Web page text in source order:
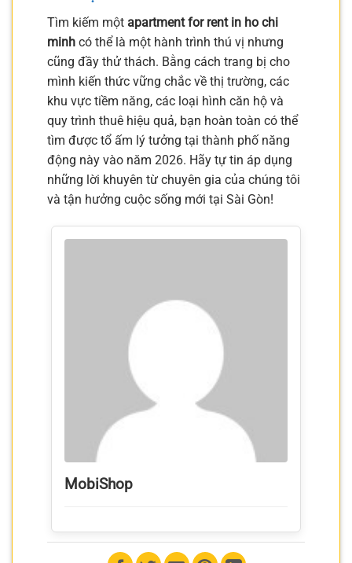
Tìm kiếm một apartment for rent in ho chi
minh có thể là một hành trình thú vị nhưng
cũng đầy thử thách. Bằng cách trang bị cho
mình kiến thức vững chắc về thị trường, các
khu vực tiềm năng, các loại hình căn hộ và
quy trình thuê hiệu quả, bạn hoàn toàn có thể
tìm được tổ ấm lý tưởng tại thành phố năng
động này vào năm 2026. Hãy tự tin áp dụng
những lời khuyên từ chuyên gia của chúng tôi
và tận hưởng cuộc sống mới tại Sài Gòn!
MobiShop